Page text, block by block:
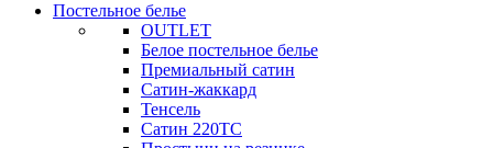
Постельное белье
OUTLET
Белое постельное белье
Премиальный сатин
Сатин-жаккард
Тенсель
Сатин 220ТС